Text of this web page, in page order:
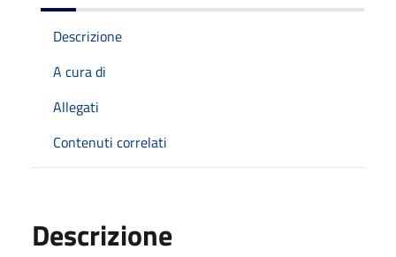
Descrizione
A cura di
Allegati
Contenuti correlati
Descrizione